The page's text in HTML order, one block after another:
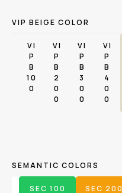
VIP BEIGE COLOR
VI
P
B
10
0
VI
P
B
2
0
0
VI
P
B
3
0
0
VI
P
B
4
0
0
SEMANTIC COLORS
SEC 100 SEC 200